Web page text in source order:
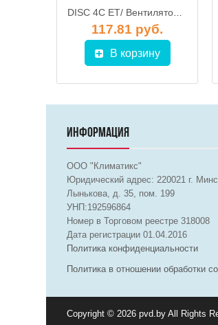
DISC 4C ET/ Вентилятор накладной d.100, обр.клапан и таймером, ЭРА
117.81 руб.
В корзину
ИНФОРМАЦИЯ
ООО "Климатикс"
Юридический адрес:220021 г.
Лынькова, д. 35, пом. 199
УНП:192596864
Номер в Торговом реестре 318008
Дата регистрации 01.04.2016
Политика конфиденциальности
Политика в отношении обработки
Copyright © 2026 pvd.by All Rights